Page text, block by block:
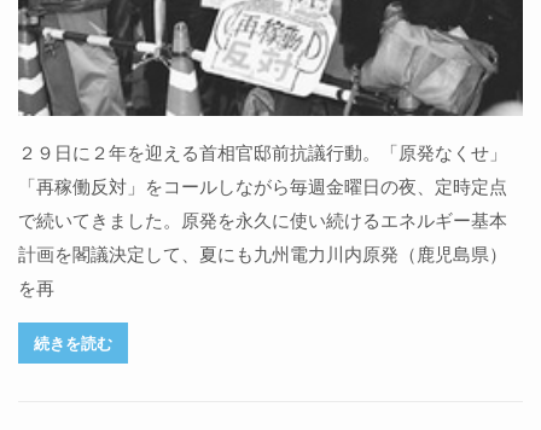
２９日に２年を迎える首相官邸前抗議行動。「原発なくせ」
「再稼働反対」をコールしながら毎週金曜日の夜、定時定点
で続いてきました。原発を永久に使い続けるエネルギー基本
計画を閣議決定して、夏にも九州電力川内原発（鹿児島県）
を再
続きを読む